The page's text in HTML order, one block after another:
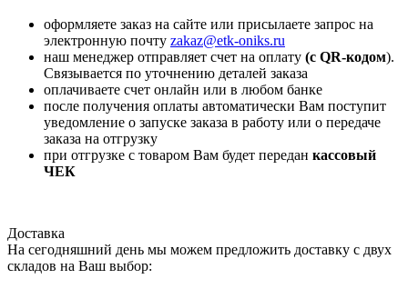
оформляете заказ на сайте или присылаете запрос на
электронную почту zakaz@etk-oniks.ru
наш менеджер отправляет счет на оплату (с QR-кодом).
Связывается по уточнению деталей заказа
оплачиваете счет онлайн или в любом банке
после получения оплаты автоматически Вам поступит
уведомление о запуске заказа в работу или о передаче
заказа на отгрузку
при отгрузке с товаром Вам будет передан кассовый
ЧЕК
Доставка
На сегодняшний день мы можем предложить доставку с двух
складов на Ваш выбор: